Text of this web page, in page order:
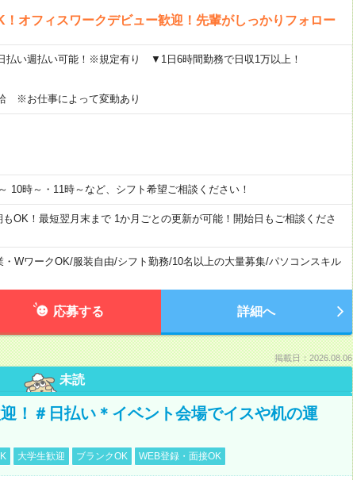
オフィスワークデビュー歓迎！先輩がしっかりフォロー
い週払い可能！※規定有り ▼1日6時間勤務で日収1万以上！
※お仕事によって変動あり
時～・11時～など、シフト希望ご相談ください！
もOK！最短翌月末まで 1か月ごとの更新が可能！開始日もご相談くださ
・WワークOK/服装自由/シフト勤務/10名以上の大量募集/パソコンスキル
応募する 詳細へ
掲載日：2026.08.06
未読
！＃日払い＊イベント会場でイスや机の運
大学生歓迎 ブランクOK WEB登録・面接OK